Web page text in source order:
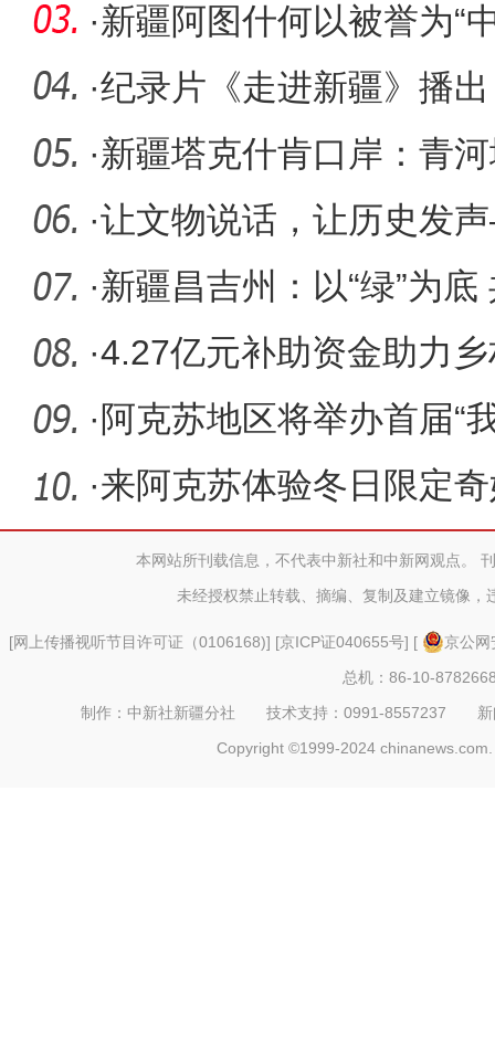
·新疆阿图什何以被誉为“
·纪录片《走进新疆》播
众生活
·新疆塔克什肯口岸：青
口俄罗斯
·让文物说话，让历史发
入挖掘史
·新疆昌吉州：以“绿”为
景
·4.27亿元补助资金助力
· 阿克苏地区将举办首届“
·来阿克苏体验冬日限定
本网站所刊载信息，不代表中新社和中新网观点。
未经授权禁止转载、摘编、复制及建立镜像，
[网上传播视听节目许可证（0106168)] [京ICP证040655号] [
京公
总机：86-10-
制作：中新社新疆分社 技术支持：0991-8557237
Copyright ©1999-2024